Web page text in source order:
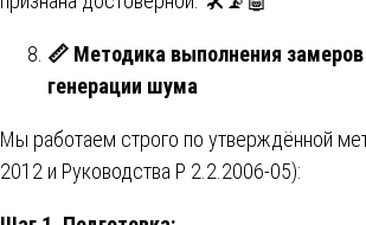
📏 Методика выполнения
генерации шума
Мы работаем строго по утверждённой
2012 и Руководства Р 2.2.2006-05):